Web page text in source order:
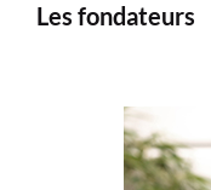
Les fondateurs